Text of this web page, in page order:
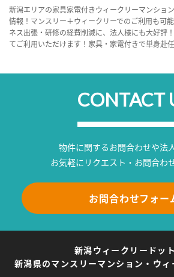
新潟エリアの家具家電付きウィークリーマンショ
情報！マンスリー＋ウィークリーでのご利用も可
ネス出張・研修の経費削減に、法人様にも大好評
てご利用いただけます！家具・家電付きで単身赴任
CONTACT
物件に関するお問合わせや法
お気軽にリクエスト・お問合わ
お問合わせフォー
新潟ウィークリードッ
新潟県のマンスリーマンション・ウ